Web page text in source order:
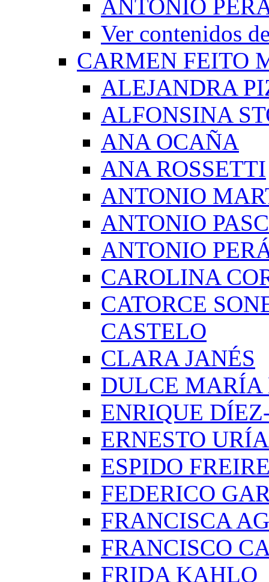
ANTONIO
Ver contenidos
CARMEN FEITO
ALEJANDRA
ALFONSINA
ANA OCAÑA
ANA ROSSETTI
ANTONIO
ANTONIO
ANTONIO
CAROLINA
CATORCE
CASTELO
CLARA JANÉS
DULCE
ENRIQUE
ERNESTO URÍA
ESPIDO
FEDERICO
FRANCISCA
FRANCISCO
FRIDA KAHLO